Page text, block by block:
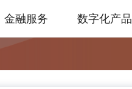
金融服务 数字化产品